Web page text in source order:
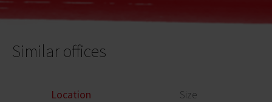
Similar offices
Location Size